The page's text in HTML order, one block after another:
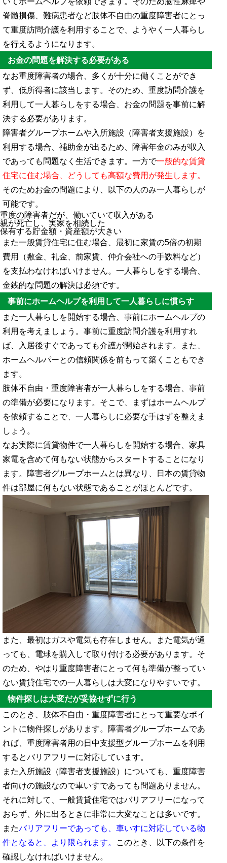
脊髄損傷、難病患者など肢体不自由の重度障害者にとっ
て重度訪問介護を利用することで、ようやく一人暮らし
を行えるようになります。
お金の問題を解決する必要がある
なお重度障害者の場合、多くが十分に働くことができ
ず、低所得者に該当します。そのため、重度訪問介護を
利用して一人暮らしをする場合、お金の問題を事前に解
決する必要があります。
障害者グループホームや入所施設（障害者支援施設）を
利用する場合、補助金が出るため、障害年金のみが収入
であっても問題なく生活できます。一方で一般的な賃貸
住宅に住む場合、どうしても高額な費用が発生します。
そのためお金の問題により、以下の人のみ一人暮らしが
可能です。
重度の障害者だが、働いていて収入がある
親が死亡し、実家を相続した
保有する貯金額・資産額が大きい
また一般賃貸住宅に住む場合、最初に家賃の5倍の初期
費用（敷金、礼金、前家賃、仲介会社への手数料など）
を支払わなければいけません。一人暮らしをする場合、
金銭的な問題の解決は必須です。
事前にホームヘルプを利用して一人暮らしに慣らす
また一人暮らしを開始する場合、事前にホームヘルプの
利用を考えましょう。事前に重度訪問介護を利用すれ
ば、入居後すぐであっても介護が開始されます。また、
ホームヘルパーとの信頼関係を前もって築くこともでき
ます。
肢体不自由・重度障害者が一人暮らしをする場合、事前
の準備が必要になります。そこで、まずはホームヘルプ
を依頼することで、一人暮らしに必要な手はずを整えま
しょう。
なお実際に賃貸物件で一人暮らしを開始する場合、家具
家電を含めて何もない状態からスタートすることになり
ます。障害者グループホームとは異なり、日本の賃貸物
件は部屋に何もない状態であることがほとんどです。
また、最初はガスや電気も存在しません。また電気が通
っても、電球を購入して取り付ける必要があります。そ
のため、やはり重度障害者にとって何も準備が整ってい
ない賃貸住宅での一人暮らしは大変になりやすいです。
物件探しは大変だが妥協せずに行う
このとき、肢体不自由・重度障害者にとって重要なポイ
ントに物件探しがあります。障害者グループホームであ
れば、重度障害者用の日中支援型グループホームを利用
するとバリアフリーに対応しています。
また入所施設（障害者支援施設）についても、重度障害
者向けの施設なので車いすであっても問題ありません。
それに対して、一般賃貸住宅ではバリアフリーになって
おらず、外に出るときに非常に大変なことは多いです。
またバリアフリーであっても、車いすに対応している物
件となると、より限られます。
このとき、以下の条件を
確認しなければいけません。